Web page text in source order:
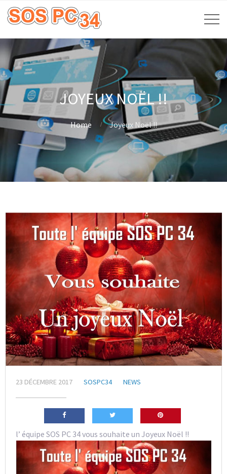
JOYEUX NOËL !!
Home Joyeux Noël !!
23 DÉCEMBRE 2017 SOSPC34 NEWS
l’ équipe SOS PC 34 vous souhaite un Joyeux Noël !!